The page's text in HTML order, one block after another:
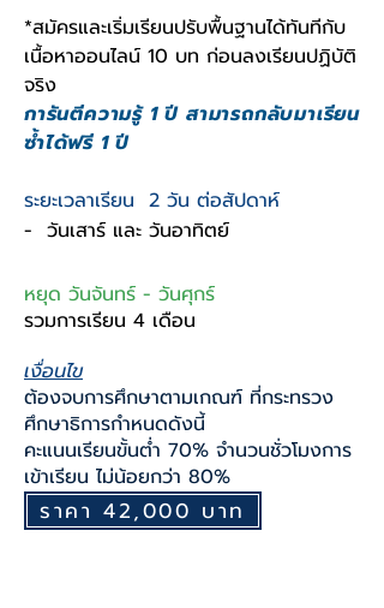
*สมัครและเริ่มเรียนปรับพื้นฐานได้ทันทีกับ
เนื้อหาออนไลน์ 10 บท ก่อนลงเรียนปฏิบัติ
จริง
การันตีความรู้ 1 ปี สามารถกลับมาเรียน
ซ้ำได้ฟรี 1 ปี
ระยะเวลาเรียน 2 วัน ต่อสัปดาห์
- วันเสาร์ และ วันอาทิตย์
หยุด วันจันทร์ - วันศุกร์
รวมการเรียน 4 เดือน
เงื่อนไข
ต้องจบการศึกษาตามเกณฑ์ ที่กระทรวง
ศึกษาธิการกําหนดดังนี้
คะแนนเรียนขั้นต่ํา 70% จํานวนชั่วโมงการ
เข้าเรียน ไม่น้อยกว่า 80%
ราคา 42,000 บาท